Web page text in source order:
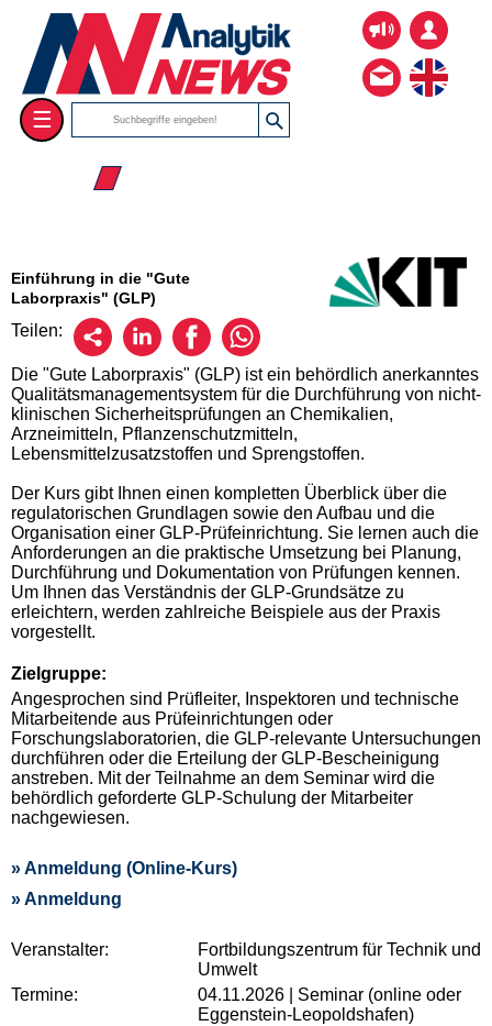
☰
☰ 2026
Einführung in die "Gute
Laborpraxis" (GLP)
Teilen:
Die "Gute Laborpraxis" (GLP) ist ein behördlich anerkanntes
Qualitätsmanagementsystem für die Durchführung von nicht-
klinischen Sicherheitsprüfungen an Chemikalien,
Arzneimitteln, Pflanzenschutzmitteln,
Lebensmittelzusatzstoffen und Sprengstoffen.
Der Kurs gibt Ihnen einen kompletten Überblick über die
regulatorischen Grundlagen sowie den Aufbau und die
Organisation einer GLP-Prüfeinrichtung. Sie lernen auch die
Anforderungen an die praktische Umsetzung bei Planung,
Durchführung und Dokumentation von Prüfungen kennen.
Um Ihnen das Verständnis der GLP-Grundsätze zu
erleichtern, werden zahlreiche Beispiele aus der Praxis
vorgestellt.
Zielgruppe:
Angesprochen sind Prüfleiter, Inspektoren und technische
Mitarbeitende aus Prüfeinrichtungen oder
Forschungslaboratorien, die GLP-relevante Untersuchungen
durchführen oder die Erteilung der GLP-Bescheinigung
anstreben. Mit der Teilnahme an dem Seminar wird die
behördlich geforderte GLP-Schulung der Mitarbeiter
nachgewiesen.
» Anmeldung (Online-Kurs)
» Anmeldung
Veranstalter:
Fortbildungszentrum für Technik und
Umwelt
Termine:
04.11.2026 | Seminar (online oder
Eggenstein-Leopoldshafen)